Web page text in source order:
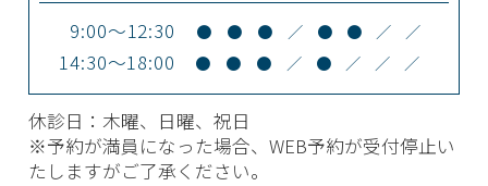
9:00～12:30 ● ● ● ／ ● ● ／ ／
14:30～18:00 ● ● ● ／ ● ／ ／ ／
休診日：木曜、日曜、祝日
※予約が満員になった場合、WEB予約が受付停止い
たしますがご了承ください。